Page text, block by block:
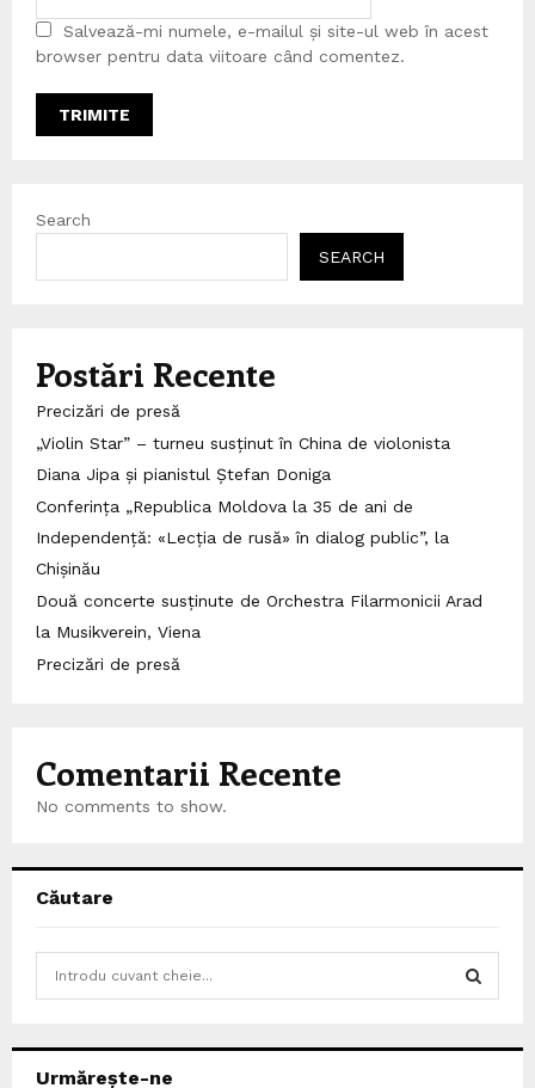
Salvează-mi numele, e-mailul și site-ul web în acest
browser pentru data viitoare când comentez.
Search
SEARCH
Postări Recente
Precizări de presă
„Violin Star” – turneu susținut în China de violonista
Diana Jipa și pianistul Ștefan Doniga
Conferința „Republica Moldova la 35 de ani de
Independență: «Lecția de rusă» în dialog public”, la
Chișinău
Două concerte susținute de Orchestra Filarmonicii Arad
la Musikverein, Viena
Precizări de presă
Comentarii Recente
No comments to show.
Căutare
Urmărește-ne